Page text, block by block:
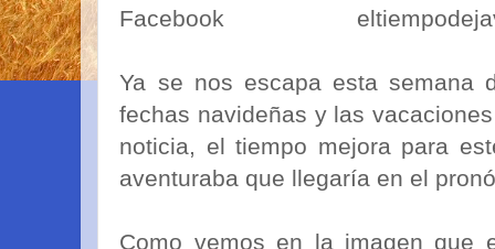
Facebook
Ya se nos escapa esta semana
fechas navideñas y las
noticia, el tiempo mejora para
aventuraba que llegaría en el
Como vemos en la imagen que